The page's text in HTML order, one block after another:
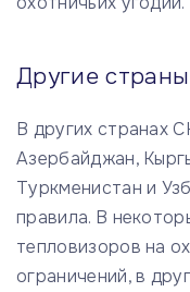
Другие
В других странах
Азербайджан,
Туркменистан и
правила. В
тепловизоров на
ограничений, в